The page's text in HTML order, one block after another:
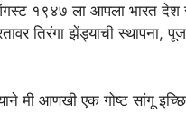
ऑगस्ट १९४७ ला आपला भारत
तिरंगा झेंड्याची
मी आणखी एक गोष्ट सांगू